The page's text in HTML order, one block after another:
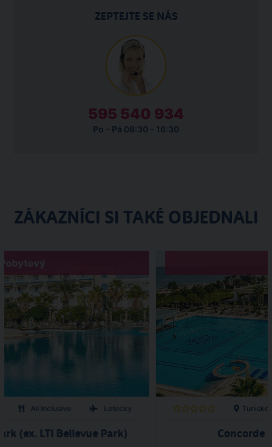
ZEPTEJTE SE NÁS
595 540 934
Po - Pá 08:30 - 16:30
ZÁKAZNÍCI SI TAKÉ OBJEDNALI
All Inclusive Letecky
(ex. LTI Bellevue Park)
Tunisko
Concorde